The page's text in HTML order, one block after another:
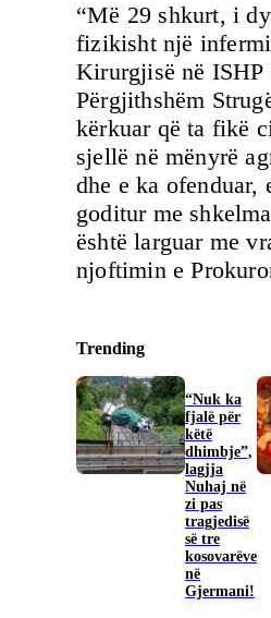
“Më 29 shkurt, i
fizikisht një
Kirurgjisë në
Përgjithshëm
kërkuar që ta fikë
sjellë në mënyrë
dhe e ka ofenduar,
goditur me
është larguar me
njoftimin e
Trending
“Nuk ka
fjalë për
këtë
dhimbje”,
lagjja
Nuhaj në
zi pas
tragjedisë
së tre
kosovarëve
në
Gjermani!